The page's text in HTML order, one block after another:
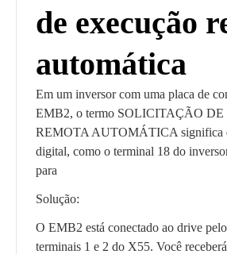
de execução
automática
Em um inversor com uma placa de
EMB2, o termo SOLICITAÇÃO
REMOTA AUTOMÁTICA significa
digital, como o terminal 18 do
para
Solução:
O EMB2 está conectado ao drive
terminais 1 e 2 do X55. Você